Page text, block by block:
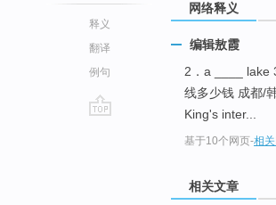
释义
翻译
例句
网络释义
编辑敖霞
2．a ____ lake
线多少钱 成都/
King's inter...
基于10个网页-相
相关文章